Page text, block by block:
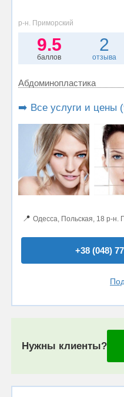
р-н. Приморский
9.5
баллов
2
отзыва
Абдоминопластика
➡️ Все услуги и цены
📍 Одесса, Польская, 18 р-н.
+38 (048)
Нужны клиенты?